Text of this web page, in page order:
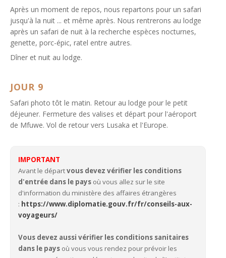
Après un moment de repos, nous repartons pour un safari
jusqu'à la nuit ... et même après. Nous rentrerons au lodge
après un safari de nuit à la recherche espèces nocturnes,
genette, porc-épic, ratel entre autres.
Dîner et nuit au lodge.
JOUR 9
Safari photo tôt le matin. Retour au lodge pour le petit
déjeuner. Fermeture des valises et départ pour l'aéroport
de Mfuwe. Vol de retour vers Lusaka et l'Europe.
IMPORTANT
Avant le départvous devez vérifier les conditions
d'entrée dans le pays où vous allez sur le site
d'information du ministère des affaires étrangères
: https://www.diplomatie.gouv.fr/fr/conseils-aux-
voyageurs/
Vous devez aussi vérifier les conditions sanitaires
dans le pays où vous vous rendez pour prévoir les